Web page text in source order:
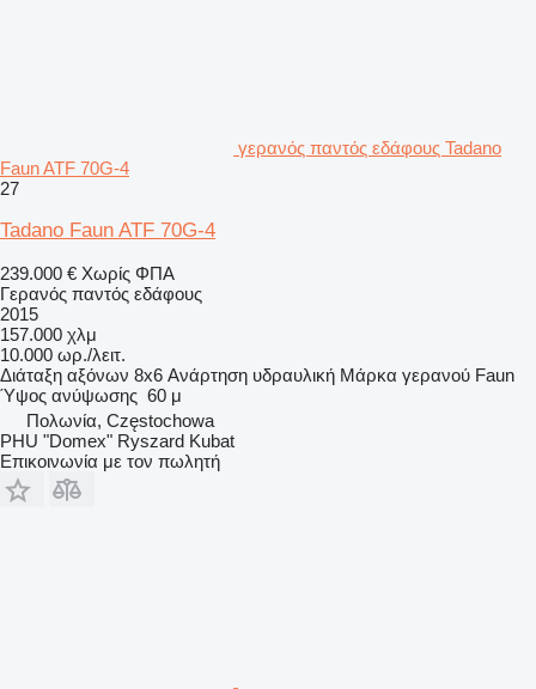
γερανός παντός εδάφους Tadano
Faun ATF 70G-4
27
Tadano Faun ATF 70G-4
239.000 € Χωρίς ΦΠΑ
Γερανός παντός εδάφους
2015
157.000 χλμ
10.000 ωρ./λειτ.
Διάταξη αξόνων 8x6 Ανάρτηση υδραυλική Μάρκα γερανού Faun
Ύψος ανύψωσης 60 μ
Πολωνία, Częstochowa
PHU "Domex" Ryszard Kubat
Επικοινωνία με τον πωλητή